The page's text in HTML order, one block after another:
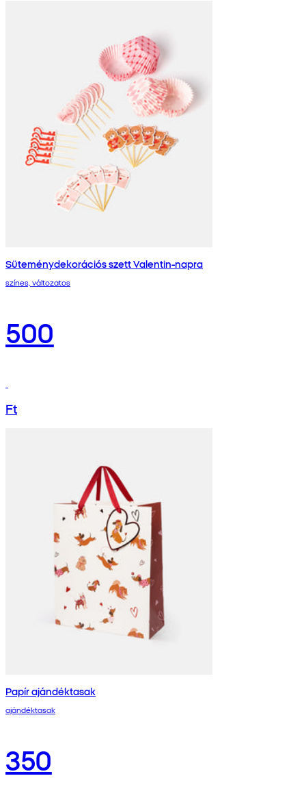
Süteménydekorációs szett Valentin-napra
színes, változatos
500
Ft
Papír ajándéktasak
ajándéktasak
350